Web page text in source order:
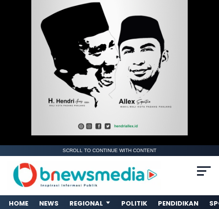
SCROLL TO CONTINUE WITH CONTENT
HOME NEWS REGIONAL POLITIK PENDIDIKAN
. Ukuran gambar 480px x 600px